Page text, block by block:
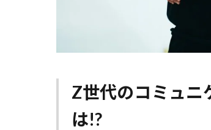
Z世代のコミュニ
は!?